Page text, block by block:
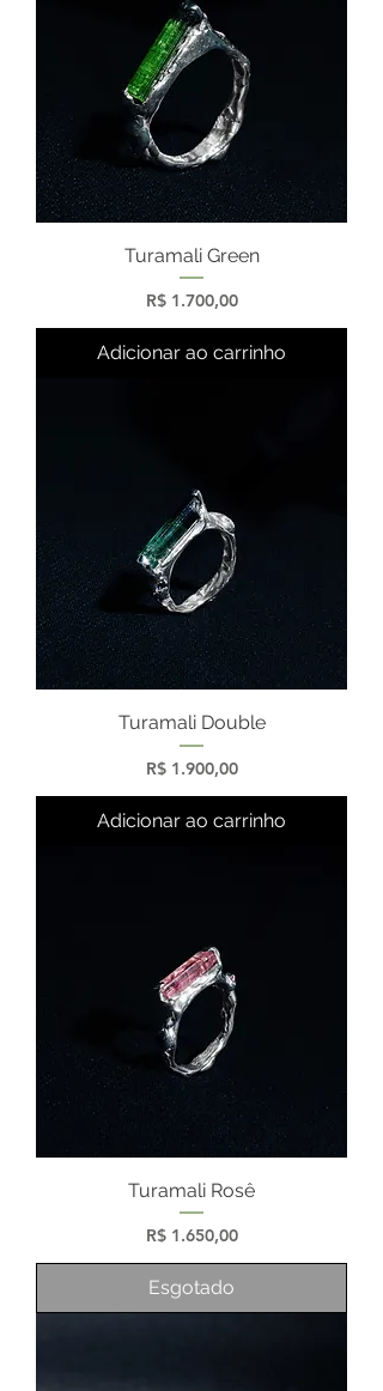
Turamali Green
Preço
R$ 1.700,00
Adicionar ao carrinho
Turamali Double
Preço
R$ 1.900,00
Adicionar ao carrinho
Turamali Rosê
Preço
R$ 1.650,00
Esgotado